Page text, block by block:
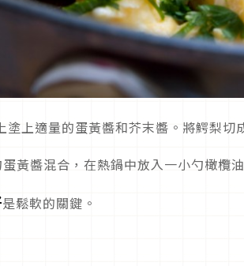
塗上適量的蛋黃醬和芥末醬。將鰐梨切
黃醬混合，在熱鍋中放入一小勺橄欖
是鬆軟的關鍵。